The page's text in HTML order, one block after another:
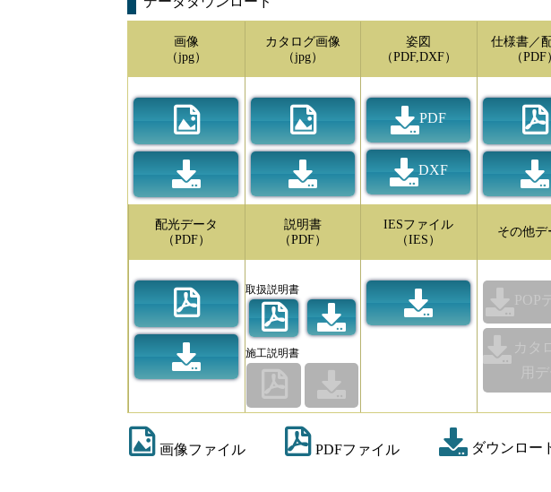
画像
（jpg）
カタログ画像
（jpg）
姿図
（PDF,DXF）
PDF
DXF
仕様書／
（PDF）
配光データ
（PDF）
説明書
（PDF）
取扱説明書
施工説明書
IESファイル
（IES）
その他デ
POP
カタ
用
画像ファイル PDFファイル ダウンロー